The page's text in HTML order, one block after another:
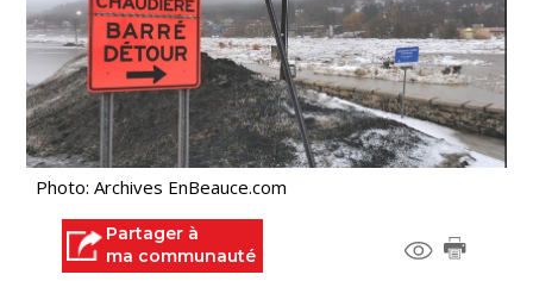
Photo: Archives EnBeauce.com
Partager à
ma communauté